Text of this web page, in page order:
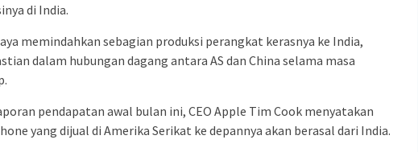
di India.
memindahkan sebagian produksi perangkat kerasnya ke India,
dalam hubungan dagang antara AS dan China selama masa
pendapatan awal bulan ini, CEO Apple Tim Cook menyatakan
yang dijual di Amerika Serikat ke depannya akan berasal dari India.